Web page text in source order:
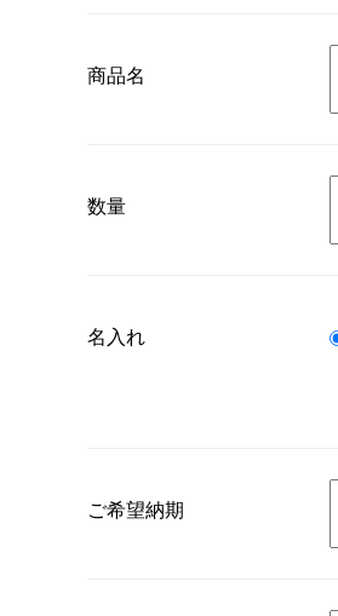
商品名
数量
名入れ
ご希望納期